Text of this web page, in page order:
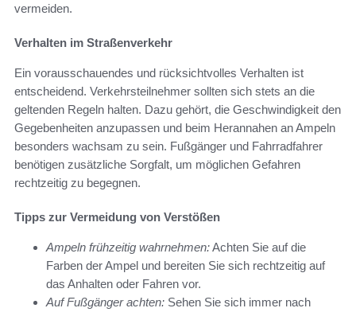
vermeiden.
Verhalten im Straßenverkehr
Ein vorausschauendes und rücksichtvolles Verhalten ist
entscheidend. Verkehrsteilnehmer sollten sich stets an die
geltenden Regeln halten. Dazu gehört, die Geschwindigkeit den
Gegebenheiten anzupassen und beim Herannahen an Ampeln
besonders wachsam zu sein. Fußgänger und Fahrradfahrer
benötigen zusätzliche Sorgfalt, um möglichen Gefahren
rechtzeitig zu begegnen.
Tipps zur Vermeidung von Verstößen
Ampeln frühzeitig wahrnehmen:Achten Sie auf die
Farben der Ampel und bereiten Sie sich rechtzeitig auf
das Anhalten oder Fahren vor.
Auf Fußgänger achten: Sehen Sie sich immer nach